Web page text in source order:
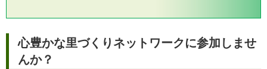
心豊かな里づくりネットワークに参加しませ
んか？